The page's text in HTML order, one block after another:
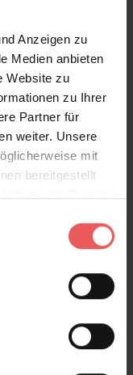
Anzeigen zu
Medien anbieten
Website zu
zu Ihrer
Partner für
weiter. Unsere
mit
bereitgestellt